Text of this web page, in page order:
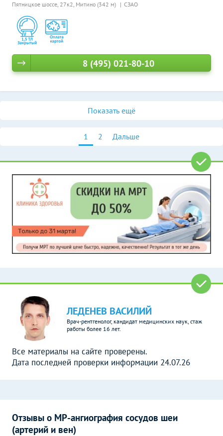
Пятницкое шоссе, 27к2, Митино (342 м) СЗАО
8 (495) 021-80-10
Показать ещё
1 2 Дальше
ЛЕДЕНЕВ ВАСИЛИЙ
Врач-рентгенолог, кандидат медицинских наук, стаж
работы более 16 лет.
Все материалы на сайте проверены.
Дата последней проверки информации 24.07.26
Отзывы о МР-ангиография сосудов шеи
(артерий и вен)